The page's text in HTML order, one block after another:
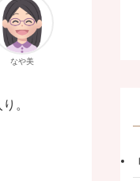
なや美
。